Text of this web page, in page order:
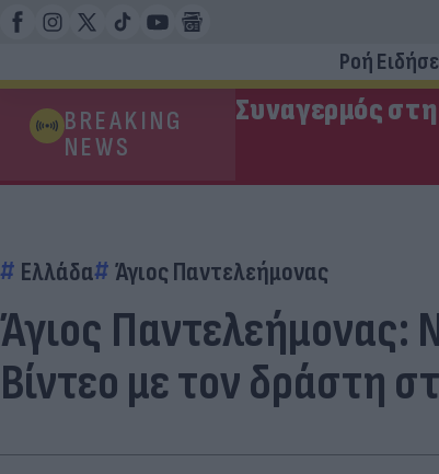
Ροή
BREAKING
NEWS
Συναγερμός
Ελλάδα Άγιος Παντελεήμονας
Άγιος Παντελεήμονας:
Βίντεο με τον δράστη